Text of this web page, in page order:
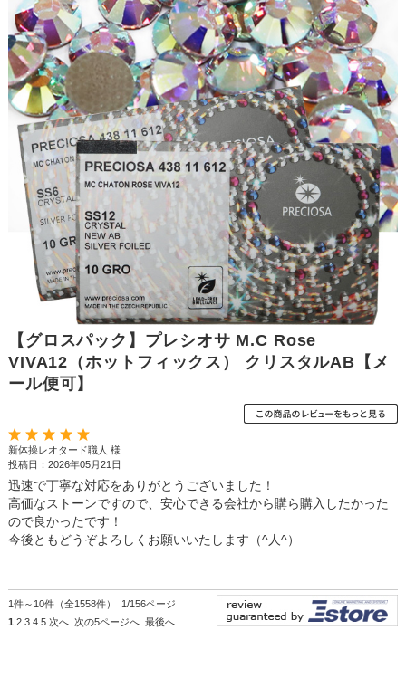
【グロスパック】プレシオサ M.C Rose
VIVA12（ホットフィックス） クリスタルAB【メ
ール便可】
新体操レオタード職人 様
投稿日：2026年05月21日
迅速で丁寧な対応をありがとうございました！
高価なストーンですので、安心できる会社から購ら購入したかった
ので良かったです！
今後ともどうぞよろしくお願いいたします（^人^）
1件～10件（全1558件） 1/156ページ
1 2 3 4 5 次へ 次の5ページへ 最後へ